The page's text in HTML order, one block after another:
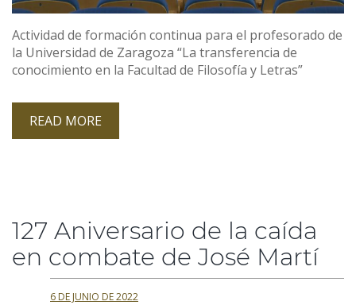
Actividad de formación continua para el profesorado de
la Universidad de Zaragoza “La transferencia de
conocimiento en la Facultad de Filosofía y Letras”
READ MORE
127 Aniversario de la caída
en combate de José Martí
6 DE JUNIO DE 2022